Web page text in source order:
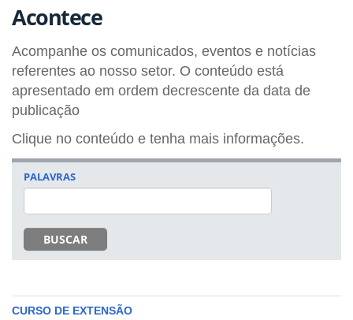
Acontece
Acompanhe os comunicados, eventos e notícias
referentes ao nosso setor. O conteúdo está
apresentado em ordem decrescente da data de
publicação
Clique no conteúdo e tenha mais informações.
PALAVRAS
BUSCAR
CURSO DE EXTENSÃO